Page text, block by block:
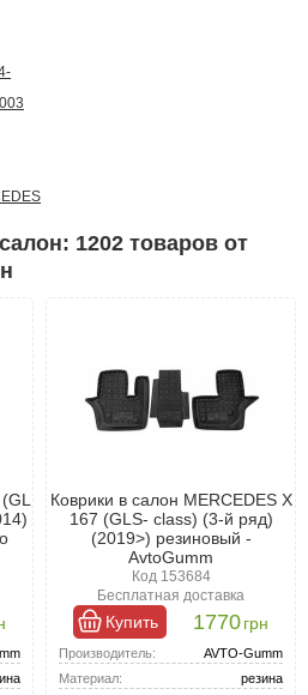
1202 товаров от
Коврики в салон MERCEDES X
167 (GLS- class) (3-й ряд)
(2019>) резиновый -
AvtoGumm
Код 153684
Бесплатная доставка
Купить 1770грн
Производитель:
AVTO-Gumm
Материал:
резина